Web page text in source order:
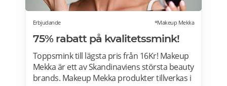
Erbjudande *Makeup Mekka
75% rabatt på kvalitetssmink!
Toppsmink till lägsta pris från 16Kr! Makeup
Mekka är ett av Skandinaviens största beauty
brands. Makeup Mekka produkter tillverkas i